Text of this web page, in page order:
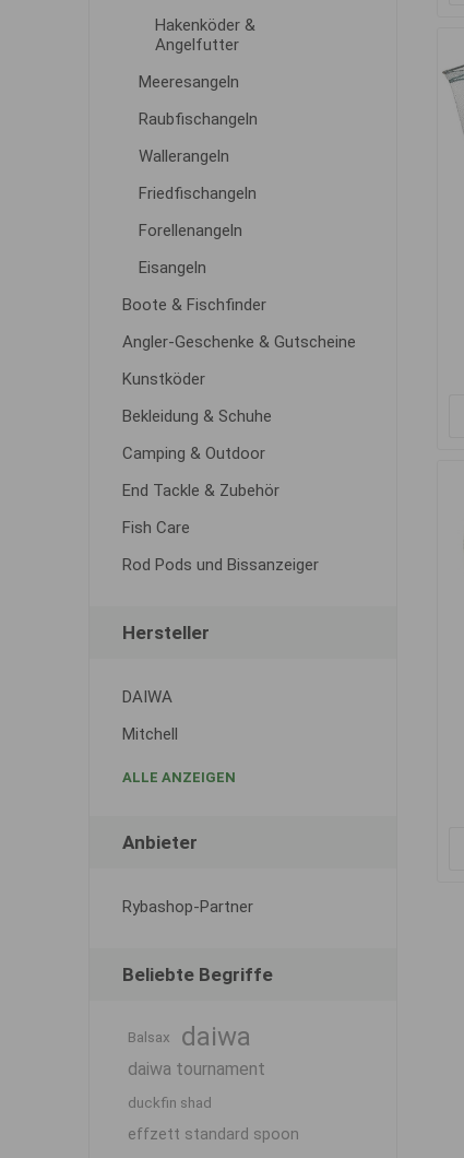
Hakenköder &
Angelfutter
Meeresangeln
Raubfischangeln
Wallerangeln
Friedfischangeln
Forellenangeln
Eisangeln
Boote & Fischfinder
Angler-Geschenke & Gutscheine
Kunstköder
Bekleidung & Schuhe
Camping & Outdoor
End Tackle & Zubehör
Fish Care
Rod Pods und Bissanzeiger
Hersteller
DAIWA
Mitchell
ALLE ANZEIGEN
Anbieter
Rybashop-Partner
Beliebte Begriffe
Balsax daiwa
daiwa tournament
duckfin shad
effzett standard spoon